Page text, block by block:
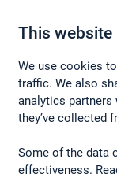
This website
We use cookies
traffic. We also
analytics partners
they’ve collected
Some of the data
effectiveness.